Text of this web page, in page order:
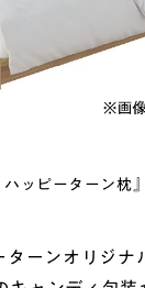
ッピーターン枕』
ーンオリジナ